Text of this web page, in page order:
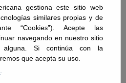
gestiona este sitio web
similares propias y de
“Cookies”). Acepte las
navegando en nuestro sitio
alguna. Si continúa con la
que acepta su uso.